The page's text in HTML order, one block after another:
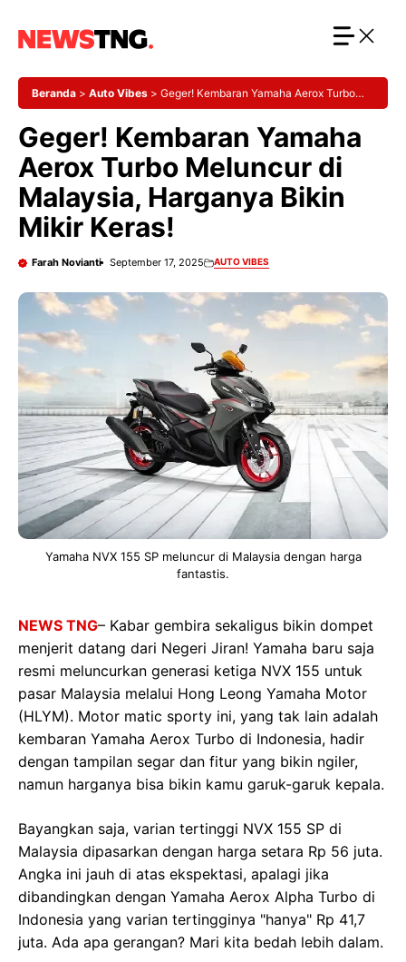
Beranda > Auto Vibes > Geger! Kembaran Yamaha Aerox Turbo
Geger! Kembaran Yamaha
Aerox Turbo Meluncur di
Malaysia, Harganya Bikin
Mikir Keras!
Farah Novianti September 17, 2025 AUTO VIBES
Yamaha NVX 155 SP meluncur di Malaysia dengan harga
fantastis.
NEWS TNG– Kabar gembira sekaligus bikin dompet
menjerit datang dari Negeri Jiran! Yamaha baru saja
resmi meluncurkan generasi ketiga NVX 155 untuk
pasar Malaysia melalui Hong Leong Yamaha Motor
(HLYM). Motor matic sporty ini, yang tak lain adalah
kembaran Yamaha Aerox Turbo di Indonesia, hadir
dengan tampilan segar dan fitur yang bikin ngiler,
namun harganya bisa bikin kamu garuk-garuk kepala.
Bayangkan saja, varian tertinggi NVX 155 SP di
Malaysia dipasarkan dengan harga setara Rp 56 juta.
Angka ini jauh di atas ekspektasi, apalagi jika
dibandingkan dengan Yamaha Aerox Alpha Turbo di
Indonesia yang varian tertingginya "hanya" Rp 41,7
juta. Ada apa gerangan? Mari kita bedah lebih dalam.